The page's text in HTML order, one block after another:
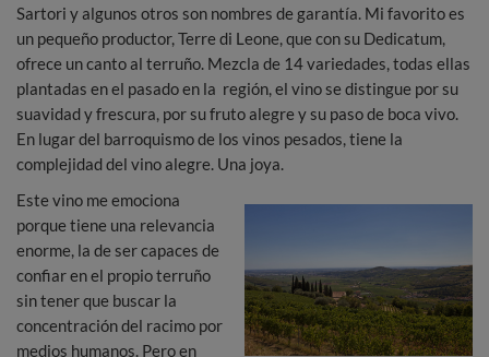
Sartori y algunos otros son nombres de garantía. Mi favorito es
un pequeño productor, Terre di Leone, que con su Dedicatum,
ofrece un canto al terruño. Mezcla de 14 variedades, todas ellas
plantadas en el pasado en la región, el vino se distingue por su
suavidad y frescura, por su fruto alegre y su paso de boca vivo.
En lugar del barroquismo de los vinos pesados, tiene la
complejidad del vino alegre. Una joya.
Este vino me emociona
porque tiene una relevancia
enorme, la de ser capaces de
confiar en el propio terruño
sin tener que buscar la
concentración del racimo por
medios humanos. Pero en